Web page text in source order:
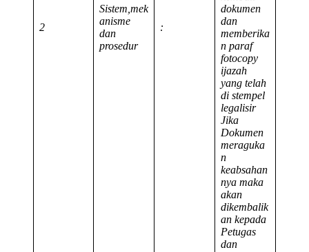
2
Sistem,mek
anisme
dan
prosedur
:
dokumen
dan
memberika
n paraf
fotocopy
ijazah
yang telah
di stempel
legalisir
Jika
Dokumen
meraguka
n
keabsahan
nya maka
akan
dikembalik
an kepada
Petugas
dan